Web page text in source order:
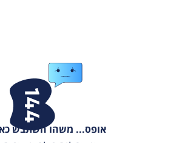
אופס... משהו השתבש